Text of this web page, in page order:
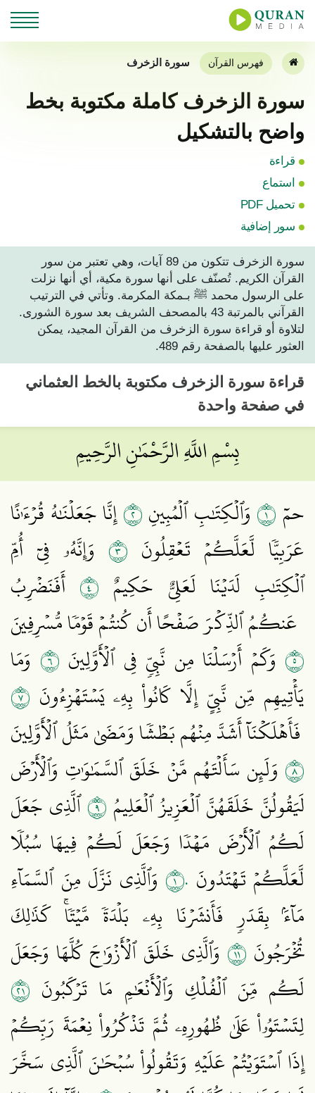
فهرس القرآن سورة الزخرف
سورة الزخرف كاملة مكتوبة بخط
واضح بالتشكيل
قراءة
استماع
تحميل PDF
سور إضافية
سورة الزخرف تتكون من 89 آيات، وهي تعتبر من سور
القرآن الكريم. تُصنّف على أنها سورة مكية، أي أنها نزلت
على الرسول محمد ﷺ بـمكة المكرمة. وتأتي في الترتيب
القرآني بالمرتبة 43 بالمصحف الشريف بعد سورة الشورى.
لتلاوة أو قراءة سورة الزخرف من القرآن المجيد، يمكن
العثور عليها بالصفحة رقم 489.
قراءة سورة الزخرف مكتوبة بالخط العثماني
في صفحة واحدة
بِسْمِ اللَّهِ الرَّحْمَٰنِ الرَّحِيمِ
حمٓ ١ وَٱلۡكِتَٰبِ ٱلۡمُبِينِ٢إِنَّا جَعَلۡنَٰهُ قُرۡءَٰنًا
عَرَبِيّٗا لَّعَلَّكُمۡ تَعۡقِلُونَ ٣ وَإِنَّهُۥ فِيٓ أُمِّ
ٱلۡكِتَٰبِ لَدَيۡنَا لَعَلِيٌّ حَكِيمٌ ٤ أَفَنَضۡرِبُ
عَنكُمُ ٱلذِّكۡرَ صَفۡحًا أَن كُنتُمۡ قَوۡمٗا مُّسۡرِفِينَ
٥ وَكَمۡ أَرۡسَلۡنَا مِن نَّبِيّٖ فِي ٱلۡأَوَّلِينَ ٦ وَمَا
يَأۡتِيهِم مِّن نَّبِيٍّ إِلَّا كَانُواْ بِهِۦ يَسۡتَهۡزِءُونَ ٧
فَأَهۡلَكۡنَآ أَشَدَّ مِنۡهُم بَطۡشٗا وَمَضَىٰ مَثَلُ ٱلۡأَوَّلِينَ
٨ وَلَئِن سَأَلۡتَهُم مَّنۡ خَلَقَ ٱلسَّمَٰوَٰتِ وَٱلۡأَرۡضَ
لَيَقُولُنَّ خَلَقَهُنَّ ٱلۡعَزِيزُ ٱلۡعَلِيمُ ٩ٱلَّذِي جَعَلَ
لَكُمُ ٱلۡأَرۡضَ مَهۡدٗا وَجَعَلَ لَكُمۡ فِيهَا سُبُلٗا
لَّعَلَّكُمۡ تَهۡتَدُونَ ١٠ وَٱلَّذِي نَزَّلَ مِنَ ٱلسَّمَآءِ
مَآءَۢ بِقَدَرٖ فَأَنشَرۡنَا بِهِۦ بَلۡدَةٗ مَّيۡتٗاۚ كَذَٰلِكَ
تُخۡرَجُونَ ١١ وَٱلَّذِي خَلَقَ ٱلۡأَزۡوَٰجَ كُلَّهَا وَجَعَلَ
لَكُم مِّنَ ٱلۡفُلۡكِ وَٱلۡأَنۡعَٰمِ مَا تَرۡكَبُونَ ١٢
لِتَسۡتَوُۥاْ عَلَىٰ ظُهُورِهِۦ ثُمَّ تَذۡكُرُواْ نِعۡمَةَ رَبِّكُمۡ
إِذَا ٱسۡتَوَيۡتُمۡ عَلَيۡهِ وَتَقُولُواْ سُبۡحَٰنَ ٱلَّذِي سَخَّرَ